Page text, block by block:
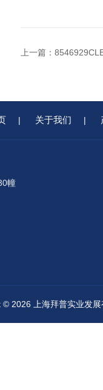
上一篇：
| 关于我们 |
幢
© 2026 上海拜普实业发